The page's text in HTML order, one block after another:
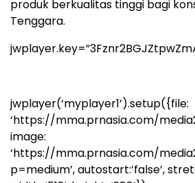
produk berkualitas tinggi bagi
Tenggara.
jwplayer(‘myplayer1’).setup({file:
‘https://mma.prnasia.com/
image:
‘https://mma.prnasia.com/
p=medium’, autostart:’false’,